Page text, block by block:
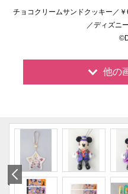
チョコクリームサンドクッキー／
／ディズニ
他の